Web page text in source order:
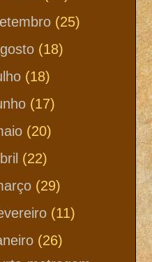
(25)
(18)
(18)
(17)
(20)
(22)
(29)
(11)
(26)